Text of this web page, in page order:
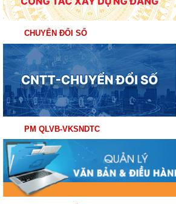
CHUYỂN ĐỔI SỐ
PM QLVB-VKSNDTC